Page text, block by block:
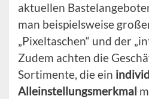
aktuellen
man beispielsweise
„Pixeltaschen“ und der
Zudem achten die
Sortimente, die ein
Alleinstellungsmerkmal